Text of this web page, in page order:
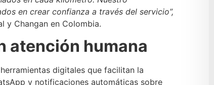
en crear confianza a través del servicio”,
y Changan en Colombia.
atención humana
digitales que facilitan la
y notificaciones automáticas sobre